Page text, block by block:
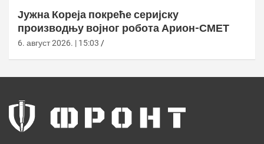
Јужна Кореја покреће серијску
производњу војног робота Арион-СМЕТ
6. август 2026. | 15:03